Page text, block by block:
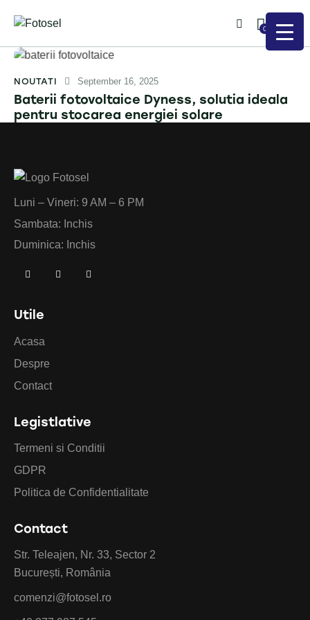
0
NOUTATI September 16, 2025
Baterii fotovoltaice Dyness, solutia ideala
pentru stocarea energiei solare
Luni – Vineri: 9 AM – 6 PM
Sambata: Inchis
Duminica: Inchis
Utile
Acasa
Despre
Contact
Legistlative
Termeni si Conditii
GDPR
Politica de Confidentialitate
Contact
Str. Teleajen, Nr. 33, Sector 2
București, România
comenzi@fotosel.ro